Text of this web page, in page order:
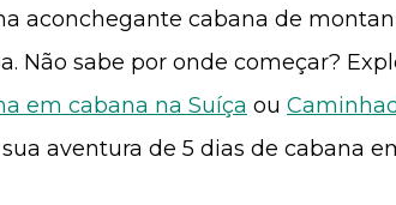
aconchegante cabana de
Não sabe por onde começar?
em cabana na Suíça ou
aventura de 5 dias de cabana